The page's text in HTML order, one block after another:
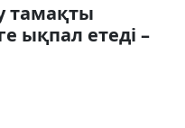
тамақты
ықпал етеді –